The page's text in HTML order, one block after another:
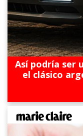
Así podría ser
el clásico